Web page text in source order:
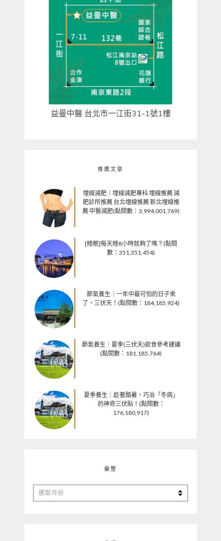
益曼中醫 台北市一江街31-1號1樓
推薦文章
埋線減肥｜埋線減肥專科 埋線推薦 減
肥診所推薦 台北埋線推薦 新北埋線推
薦 中醫減肥(點閱數：3,994,001,769)
[睡眠]每天睡8小時就夠了嗎？(點閱
數：351,351,454)
節氣養生｜一年中最可怕的日子來
了，三伏天！(點閱數：184,185,924)
節氣養生｜夏季(三伏天)飲食參考建議
(點閱數：181,185,764)
夏季養生｜趁著酷暑，巧治「冬病」
的神奇三伏貼！(點閱數：
176,180,917)
彙整
彙
整